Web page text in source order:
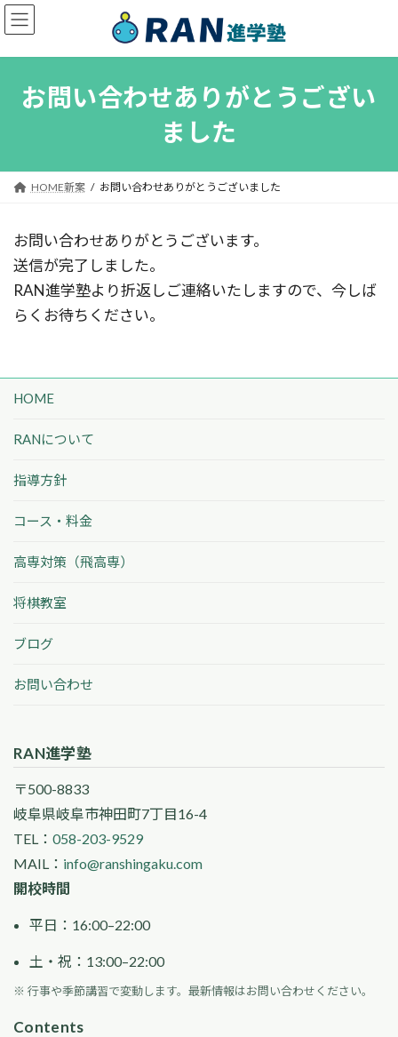
コ
ン
プ
ナ
ビ
動
お問い合わせありがとうござい
ました
HOME新案 お問い合わせありがとうございました
お問い合わせありがとうございます。
送信が完了しました。
RAN進学塾より折返しご連絡いたしますので、今しば
らくお待ちください。
HOME
RANについて
指導方針
コース・料金
高専対策（飛高専）
将棋教室
ブログ
お問い合わせ
RAN進学塾
〒500-8833
岐阜県岐阜市神田町7丁目16-4
TEL： 058-203-9529
MAIL： info@ranshingaku.com
開校時間
平日：16:00–22:00
土・祝：13:00–22:00
※ 行事や季節講習で変動します。最新情報はお問い合わせください。
Contents